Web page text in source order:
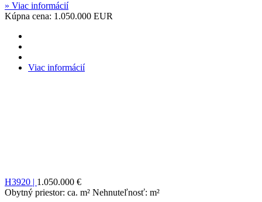
» Viac informácií
Kúpna cena: 1.050.000 EUR
Viac informácií
H3920 | 1.050.000 €
Obytný priestor: ca. m² Nehnuteľnosť: m²